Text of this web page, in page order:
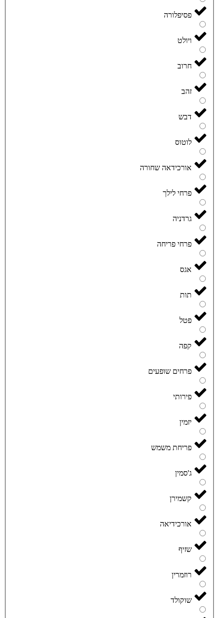
פסיפלורה
ויולט
חרוב
זהב
דבש
לוטוס
אורכידאה שחורה
פרחי לילך
גרדניה
פרחי פריחה
אגס
תות
פטל
קפה
פרחים שופעים
פירותי
יזמין
פריחת משמש
ג'סמין
קשמירן
אורכידיאה
שזיף
רוזמרין
שוקולד